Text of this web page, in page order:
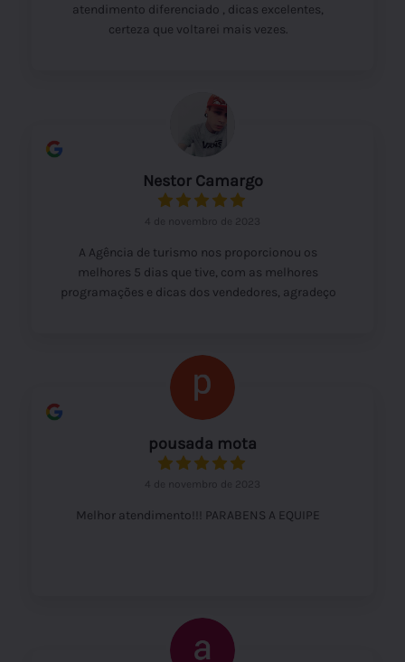
atendimento diferenciado , dicas excelentes,
certeza que voltarei mais vezes.
Nestor Camargo
4 de novembro de 2023
A Agência de turismo nos proporcionou os
melhores 5 dias que tive, com as melhores
programações e dicas dos vendedores, agradeço
pousada mota
4 de novembro de 2023
Melhor atendimento!!! PARABENS A EQUIPE